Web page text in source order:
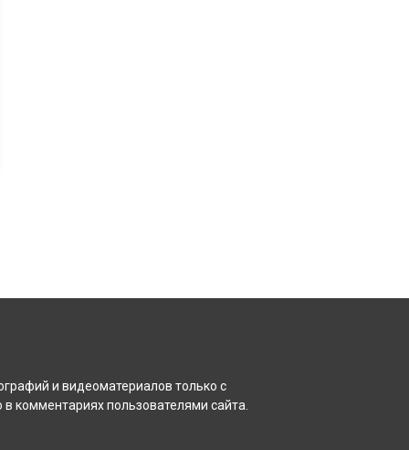
и видеоматериалов только с
комментариях пользователями сайта.